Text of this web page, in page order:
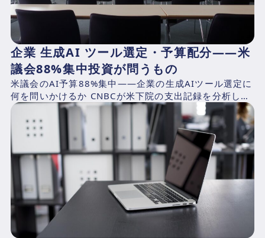
企業 生成AI ツール選定・予算配分——米
議会88%集中投資が問うもの
米議会のAI予算88%集中——企業の生成AIツール選定に
何を問いかけるか CNBCが米下院の支出記録を分析した
結果、2025年4月1日〜2026年3月31日の期...